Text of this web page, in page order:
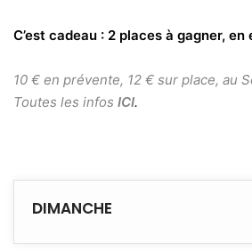
C’est cadeau : 2 places à gagner,
10 € en prévente, 12 € sur place, au
Toutes les infos ICI.
DIMANCHE